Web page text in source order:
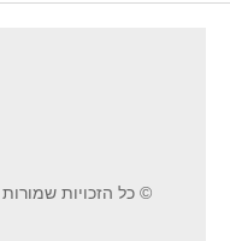
© כל הזכויות